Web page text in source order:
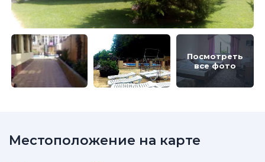
Посмотреть
все фото
Местоположение на карте